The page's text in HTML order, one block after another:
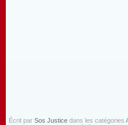
Écrit par Sos Justice dans les catégories